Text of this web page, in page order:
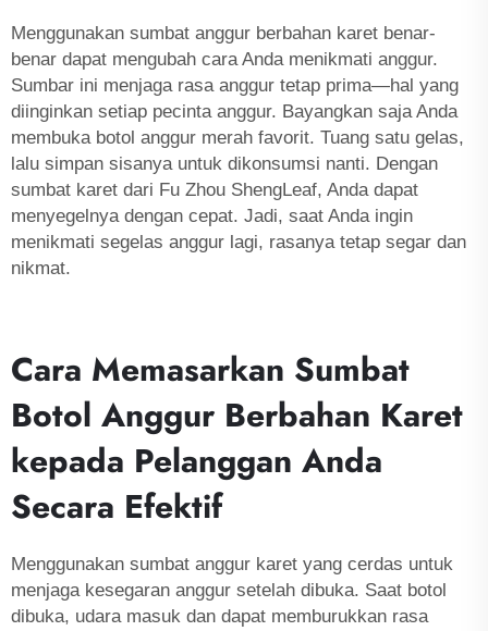
Menggunakan sumbat anggur berbahan karet benar-
benar dapat mengubah cara Anda menikmati anggur.
Sumbar ini menjaga rasa anggur tetap prima—hal yang
diinginkan setiap pecinta anggur. Bayangkan saja Anda
membuka botol anggur merah favorit. Tuang satu gelas,
lalu simpan sisanya untuk dikonsumsi nanti. Dengan
sumbat karet dari Fu Zhou ShengLeaf, Anda dapat
menyegelnya dengan cepat. Jadi, saat Anda ingin
menikmati segelas anggur lagi, rasanya tetap segar dan
nikmat.
Cara Memasarkan Sumbat
Botol Anggur Berbahan Karet
kepada Pelanggan Anda
Secara Efektif
Menggunakan sumbat anggur karet yang cerdas untuk
menjaga kesegaran anggur setelah dibuka. Saat botol
dibuka, udara masuk dan dapat memburukkan rasa